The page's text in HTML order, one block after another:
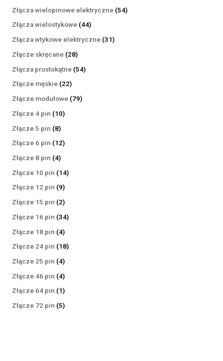
produktów
Złącza wielopinowe elektryczne 5454
Złącza wielostykowe 4444
produkty
Złącza wtykowe elektryczne 3131
Złącze skręcane 2828
produktów
Złącza prostokątne 5454
Złącze męskie 2222
produkty
Złącze modułowe 7979
Złącze 4 pin 1010
Złącze 5 pin 88
produktów
Złącze 6 pin 1212
Złącze 8 pin 44
produkty
Złącze 10 pin 1414
Złącze 12 pin 99
produktów
Złącze 15 pin 22
produkty
Złącze 16 pin 3434
Złącze 18 pin 44
produkty
Złącze 24 pin 1818
Złącze 25 pin 44
produkty
Złącze 46 pin 44
produkty
Złącze 64 pin 11
produkt
Złącze 72 pin 55